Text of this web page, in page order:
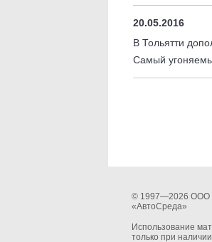
20.05.2016
В Тольятти
Самый
© 1997—2026 ООО
«АвтоСреда»
Использование
только при